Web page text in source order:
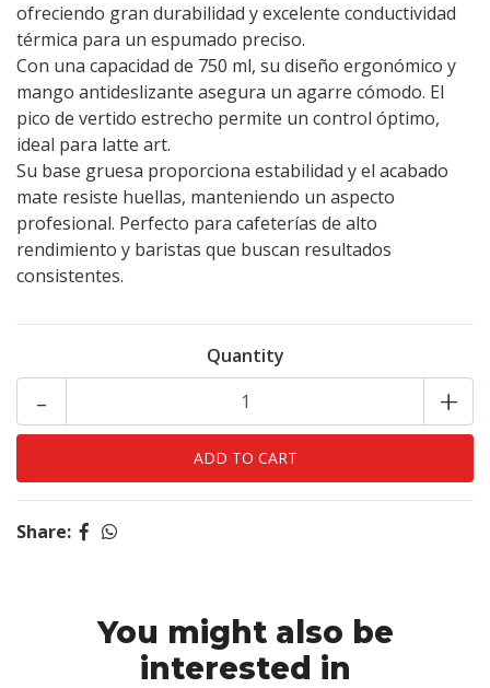
ofreciendo gran durabilidad y excelente conductividad
térmica para un espumado preciso.
Con una capacidad de 750 ml, su diseño ergonómico y
mango antideslizante asegura un agarre cómodo. El
pico de vertido estrecho permite un control óptimo,
ideal para latte art.
Su base gruesa proporciona estabilidad y el acabado
mate resiste huellas, manteniendo un aspecto
profesional. Perfecto para cafeterías de alto
rendimiento y baristas que buscan resultados
consistentes.
Quantity
+
-
Share:
You might also be
interested in